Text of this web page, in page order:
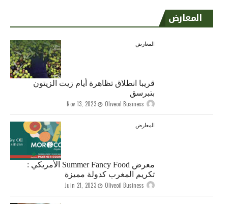
المعارض
المعارض
قريبا انطلاق تظاهرة أيام زيت الزيتون
بتبرسق
Oliveoil Business
Nov 13, 2023
المعارض
معرض Summer Fancy Food الأمريكي :
تكريم المغرب كدولة مميزة
Oliveoil Business
Juin 21, 2023